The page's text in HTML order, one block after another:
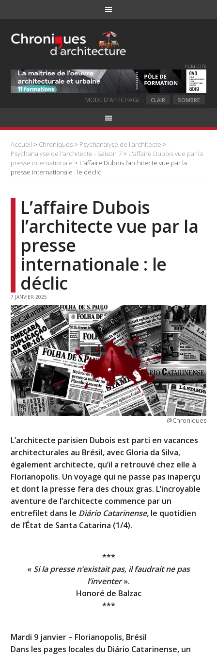
PUBLICITE
MODE D'AFFICHAGE : CLAIR SOMBRE
Accueil > Chroniques > Psychanalyse de l'architecte >
Psychanalyse de l'architecte - Saison 7 > L'affaire Dubois vue par la
presse internationale > L’affaire Dubois l’architecte vue par la
presse internationale : le déclic
L’affaire Dubois
l’architecte vue par la
presse
internationale : le
déclic
7 JANVIER 2025
@Chroniques
L’architecte parisien Dubois est parti en vacances
architecturales au Brésil, avec Gloria da Silva,
également architecte, qu’il a retrouvé chez elle à
Florianopolis. Un voyage qui ne passe pas inaperçu
et dont la presse fera des choux gras. L’incroyable
aventure de l’architecte commence par un
entrefilet dans le Diário Catarinense, le quotidien
de l’État de Santa Catarina (1/4).
***
« Si la presse n’existait pas, il faudrait ne pas
l’inventer».
Honoré de Balzac
***
Mardi 9 janvier – Florianopolis, Brésil
Dans les pages locales du Diário Catarinense, un